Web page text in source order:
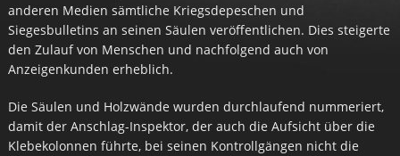
anderen Medien sämtliche Kriegsdepeschen und
Siegesbulletins an seinen Säulen veröffentlichen. Dies steigerte
den Zulauf von Menschen und nachfolgend auch von
Anzeigenkunden erheblich.
Die Säulen und Holzwände wurden durchlaufend nummeriert,
damit der Anschlag-Inspektor, der auch die Aufsicht über die
Klebekolonnen führte, bei seinen Kontrollgängen nicht die